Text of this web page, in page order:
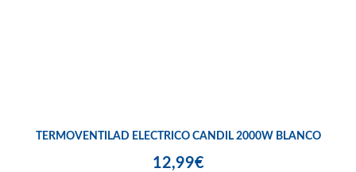
TERMOVENTILAD ELECTRICO CANDIL 2000W BLANCO
12,99€